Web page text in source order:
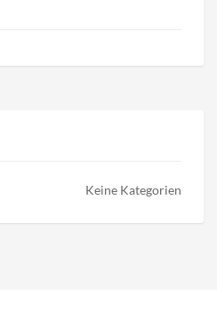
Keine Kategorien